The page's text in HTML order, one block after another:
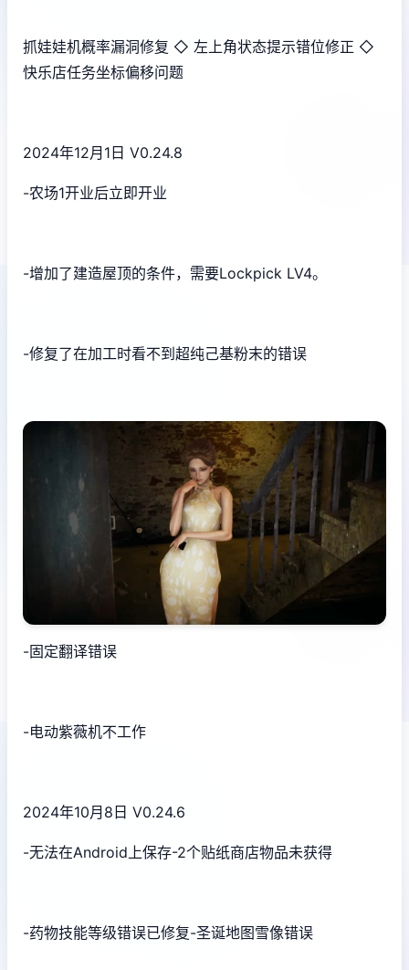
抓娃娃机概率漏洞修复 ◇ 左上角状态提示错位修正 ◇
快乐店任务坐标偏移问题
2024年12月1日 V0.24.8
-农场1开业后立即开业
-增加了建造屋顶的条件，需要Lockpick LV4。
-修复了在加工时看不到超纯己基粉末的错误
-固定翻译错误
-电动紫薇机不工作
2024年10月8日 V0.24.6
-无法在Android上保存-2个贴纸商店物品未获得
-药物技能等级错误已修复-圣诞地图雪像错误